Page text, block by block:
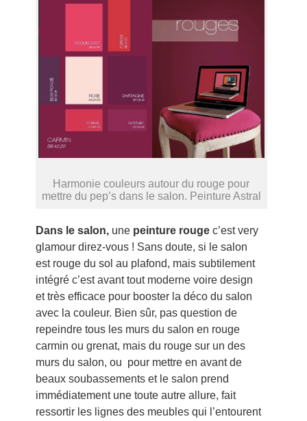
Harmonie couleurs autour du rouge pour
mettre du pep’s dans le salon. Peinture Astral
Dans le salon, unepeinture rougec’est very
glamour direz-vous ! Sans doute, si le salon
est rouge du sol au plafond, mais subtilement
intégré c’est avant tout moderne voire design
et très efficace pour booster la déco du salon
avec la couleur. Bien sûr, pas question de
repeindre tous les murs du salon en rouge
carmin ou grenat, mais du rouge sur un des
murs du salon, ou pour mettre en avant de
beaux soubassements et le salon prend
immédiatement une toute autre allure, fait
ressortir les lignes des meubles qui l’entourent